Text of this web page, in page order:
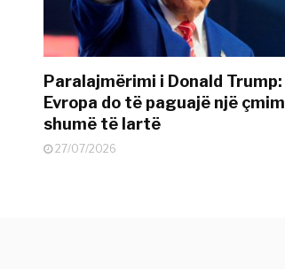
Paralajmërimi i Donald Trump:
Evropa do të paguajë një çmim
shumë të lartë
27/07/2026